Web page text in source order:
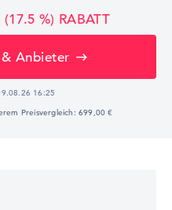
(17.5 %) RABATT
Anbieter
16:25
Preisvergleich: 699,00 €